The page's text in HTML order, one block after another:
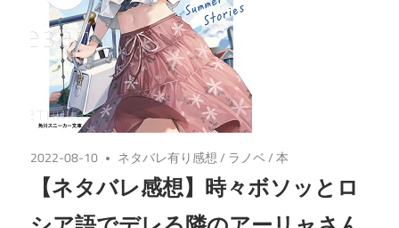
2022-08-10 ネタバレ有り感想/ ラノベ/本
【ネタバレ感想】時々ボソッとロ